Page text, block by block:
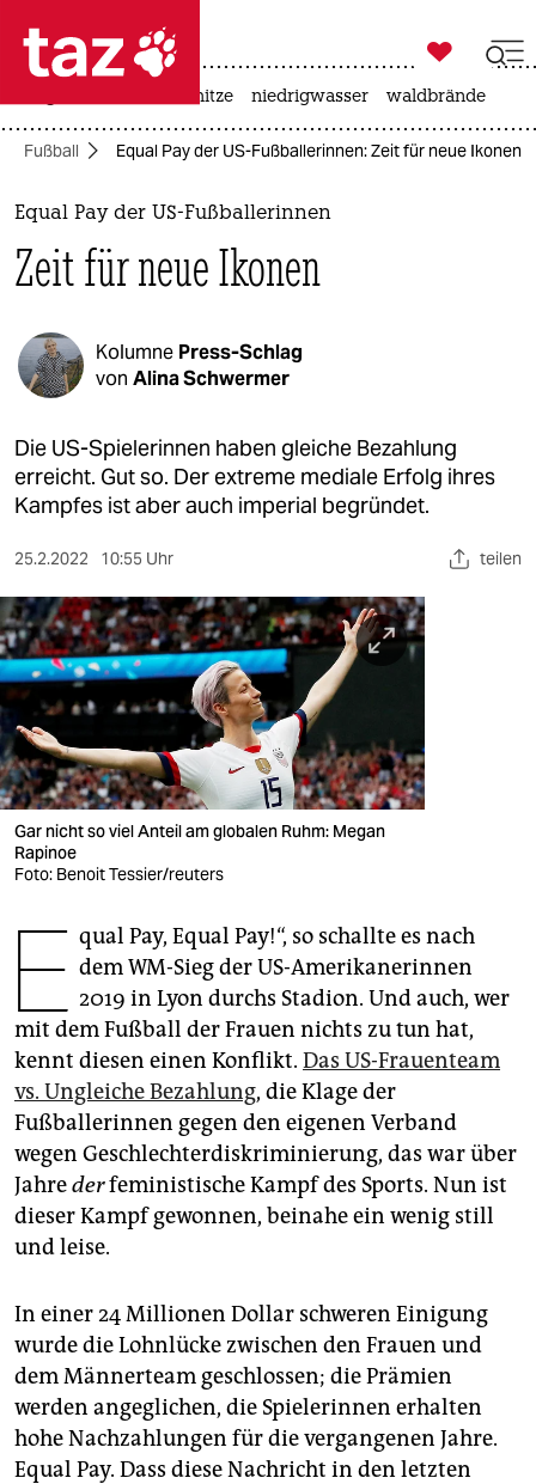
 taz zahl ich
taz zahl ich
themen
politik
öko
gesellschaft
kultur
sport
nord
wahrheit
verlag
verlag
veranstaltungen
shop
fragen & hilfe
unterstützen
genossenschaft
epaper login

taz zahl ich
hitze niedrigwasser waldbrände
Fußball Equal Pay der US-Fußballerinnen: Zeit für neue Ikonen
Equal Pay der US-Fußballerinnen
Zeit für neue Ikonen
Kolumne Press-Schlag
von Alina Schwermer
Die US-Spielerinnen haben gleiche Bezahlung
erreicht. Gut so. Der extreme mediale Erfolg ihres
Kampfes ist aber auch imperial begründet.
25.2.2022 10:55 Uhr teilen
Gar nicht so viel Anteil am globalen Ruhm: Megan
Rapinoe
Foto: Benoit Tessier/reuters
E qual Pay, Equal Pay!“, so schallte es nach
dem WM-Sieg der US-Amerikanerinnen
2019 in Lyon durchs Stadion. Und auch, wer
mit dem Fußball der Frauen nichts zu tun hat,
kennt diesen einen Konflikt. Das US-Frauenteam
vs. Ungleiche Bezahlung, die Klage der
Fußballerinnen gegen den eigenen Verband
wegen Geschlechterdiskriminierung, das war über
Jahrederfeministische Kampf des Sports. Nun ist
dieser Kampf gewonnen, beinahe ein wenig still
und leise.
In einer 24 Millionen Dollar schweren Einigung
wurde die Lohnlücke zwischen den Frauen und
dem Männerteam geschlossen; die Prämien
werden angeglichen, die Spielerinnen erhalten
hohe Nachzahlungen für die vergangenen Jahre.
Equal Pay. Dass diese Nachricht in den letzten